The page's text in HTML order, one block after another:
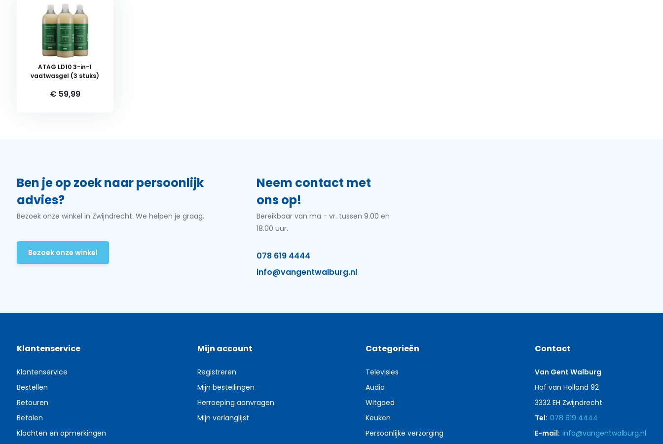
ATAG LD10 3-in-1
vaatwasgel (3 stuks)
€ 59,99
Ben je op zoek naar persoonlijk
advies?
Bezoek onze winkel in Zwijndrecht. We helpen je graag.
Bezoek onze winkel
Neem contact met
ons op!
Bereikbaar van ma - vr. tussen 9.00 en
18.00 uur.
078 619 4444
info@vangentwalburg.nl
Klantenservice
Klantenservice
Bestellen
Retouren
Betalen
Klachten en opmerkingen
Mijn account
Registreren
Mijn bestellingen
Herroeping aanvragen
Mijn verlanglijst
Categorieën
Televisies
Audio
Witgoed
Keuken
Persoonlijke verzorging
Contact
Van Gent Walburg
Hof van Holland 92
3332 EH Zwijndrecht
Tel: 078 619 4444
E-mail: info@vangentwalburg.nl